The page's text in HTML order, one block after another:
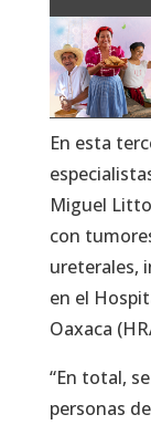
En esta
Miguel
con
ureterales,
en el
Oaxaca
“En total,
personas